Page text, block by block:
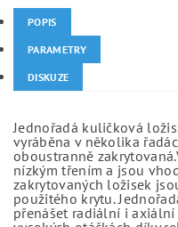
POPIS
PARAMETRY
DISKUZE
Jednořadá kuličková
vyráběna v několika
oboustranně
nízkým třením a jsou
zakrytovaných ložisek
použitého krytu.
přenášet radiální i